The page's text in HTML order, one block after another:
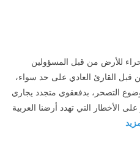
للأرض من قبل المسؤولين
قبل القارئ العادي على حد سواء،
التصحر، بدفعقوي متجدد يجاري
الأخطار التي تهدد أرضنا العربية